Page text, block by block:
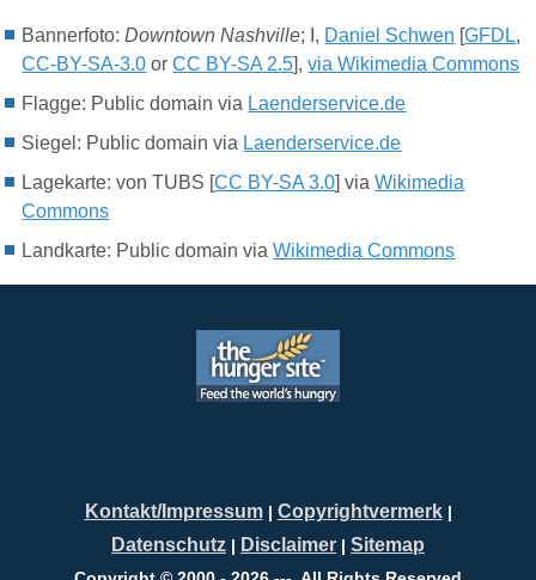
Bannerfoto:Downtown Nashville; I, Daniel Schwen [GFDL,
CC-BY-SA-3.0 orCC BY-SA 2.5],via Wikimedia Commons
Flagge: Public domain via Laenderservice.de
Siegel: Public domain via Laenderservice.de
Lagekarte: von TUBS [CC BY-SA 3.0] viaWikimedia
Commons
Landkarte: Public domain viaWikimedia Commons
Kontakt/Impressum| Copyrightvermerk|
Datenschutz | Disclaimer | Sitemap